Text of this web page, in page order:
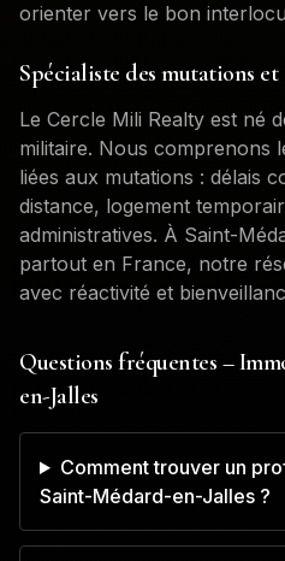
orienter vers le bon
Spécialiste des mutations
Le Cercle Mili Realty est né
militaire. Nous comprenons
liées aux mutations : délais
distance, logement
administratives. À Saint-
partout en France, notre
avec réactivité et
Questions fréquentes –
en-Jalles
Comment trouver un
Saint-Médard-en-Jalles ?